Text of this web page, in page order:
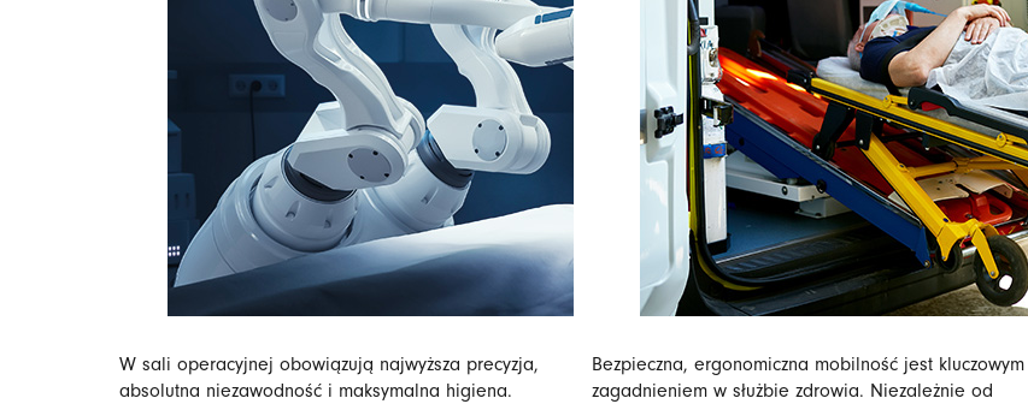
W sali operacyjnej obowiązują najwyższa precyzja,
absolutna niezawodność i maksymalna higiena.
Bezpieczna, ergonomiczna mobilność jest kluczowym
zagadnieniem w służbie zdrowia. Niezależnie od